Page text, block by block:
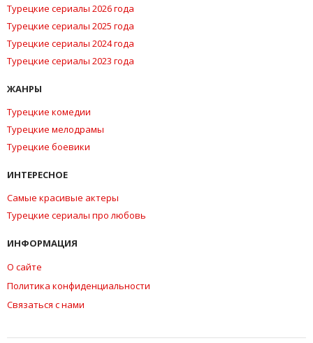
Турецкие сериалы 2026 года
Турецкие сериалы 2025 года
Турецкие сериалы 2024 года
Турецкие сериалы 2023 года
ЖАНРЫ
Турецкие комедии
Турецкие мелодрамы
Турецкие боевики
ИНТЕРЕСНОЕ
Самые красивые актеры
Турецкие сериалы про любовь
ИНФОРМАЦИЯ
О сайте
Политика конфиденциальности
Связаться с нами